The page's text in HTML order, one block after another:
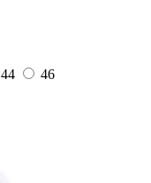
44
46